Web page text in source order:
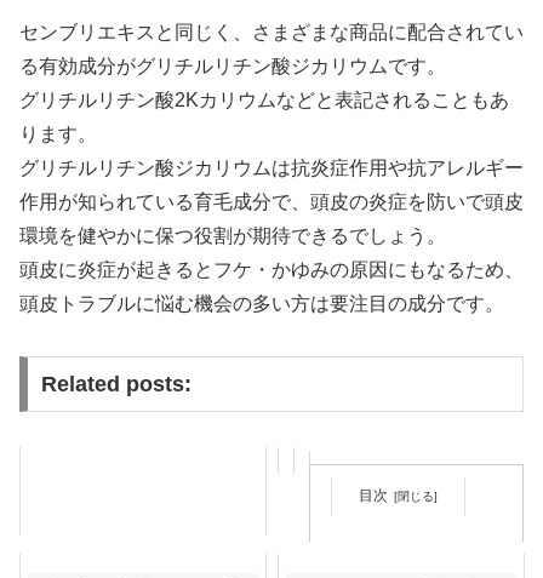
センブリエキスと同じく、さまざまな商品に配合されてい
る有効成分がグリチルリチン酸ジカリウムです。
グリチルリチン酸2Kカリウムなどと表記されることもあ
ります。
グリチルリチン酸ジカリウムは抗炎症作用や抗アレルギー
作用が知られている育毛成分で、頭皮の炎症を防いで頭皮
環境を健やかに保つ役割が期待できるでしょう。
頭皮に炎症が起きるとフケ・かゆみの原因にもなるため、
頭皮トラブルに悩む機会の多い方は要注目の成分です。
Related posts:
目次